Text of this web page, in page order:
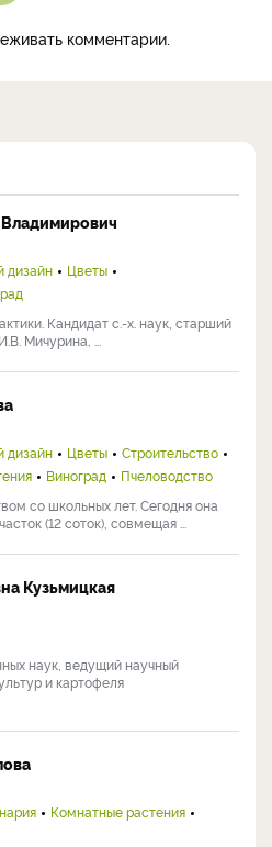
комментарии.
дизайн
Цветы
Кандидат с.-х. наук, старший
Мичурина, ...
дизайн Цветы
Строительство
Виноград
Пчеловодство
со школьных лет. Сегодня она
(12 соток), совмещая ...
Кузьмицкая
наук, ведущий научный
и картофеля
Комнатные растения